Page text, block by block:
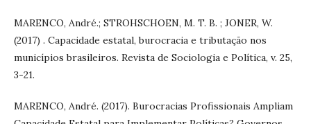
MARENCO, André.; STROHSCHOEN, M. T. B. ; JONER, W.
(2017) . Capacidade estatal, burocracia e tributação nos
municípios brasileiros. Revista de Sociologia e Política, v. 25,
3-21.
MARENCO, André. (2017). Burocracias Profissionais Ampliam